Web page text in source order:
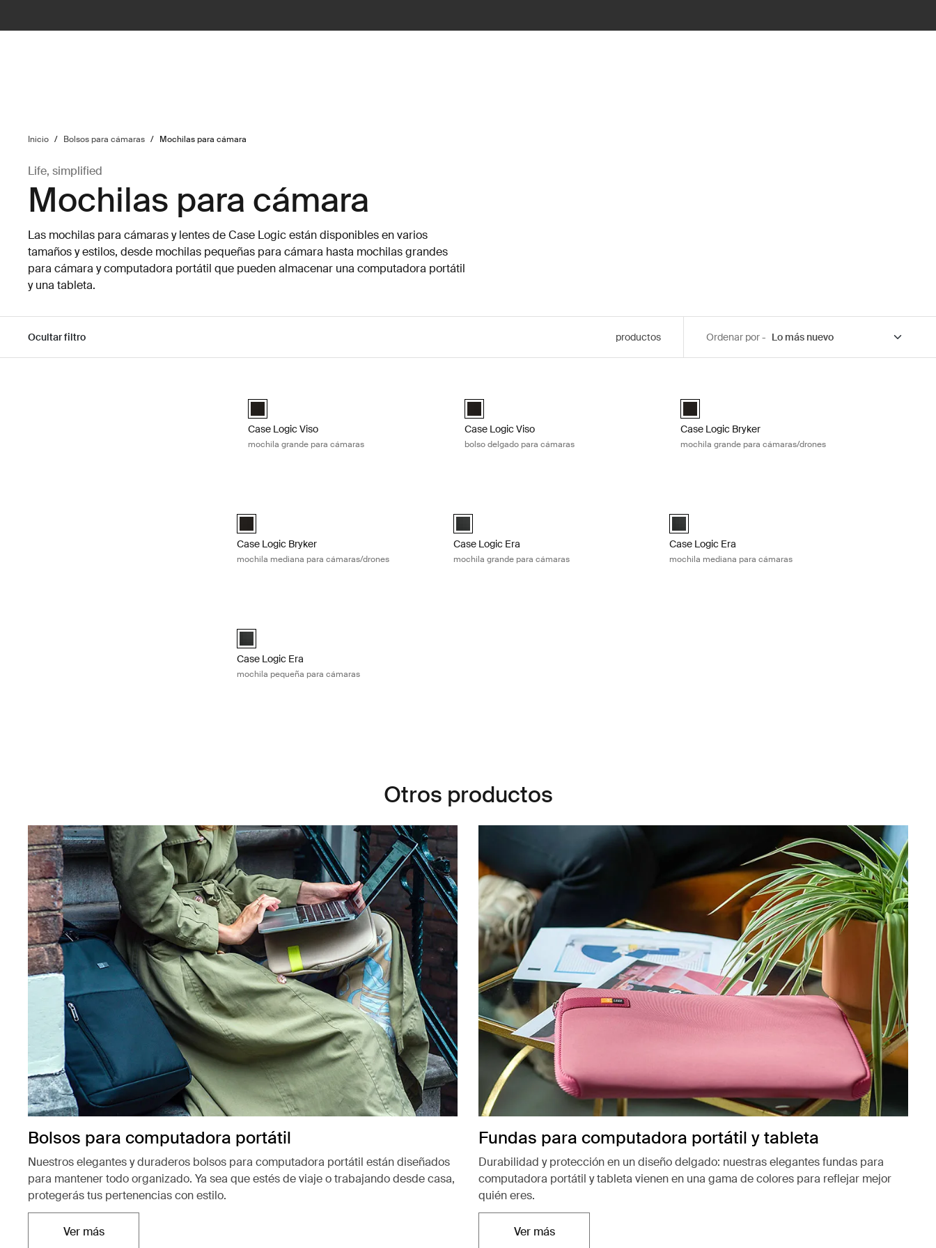
Inicio / Bolsos para cámaras / Mochilas para cámara
Life, simplified
Mochilas para cámara
Las mochilas para cámaras y lentes de Case Logic están disponibles en varios
tamaños y estilos, desde mochilas pequeñas para cámara hasta mochilas grandes
para cámara y computadora portátil que pueden almacenar una computadora portátil
y una tableta.
Ocultar filtro productos Ordenar por -
Case Logic Viso Large Camera Backpack Negro (selected)
Case Logic Viso
mochila grande para cámaras
Case Logic Viso Slim Camera Backpack Negro (selected)
Case Logic Viso
bolso delgado para cámaras
Case Logic Bryker Large Camera Backpack Negro
Case Logic Bryker
mochila grande para cámaras/drones
Case Logic Bryker Camera/Drone Medium Backpack Negro (selected)
Case Logic Bryker
mochila mediana para cámaras/drones
Case Logic Era Large Camera Backpack Negro obsidiana (selected)
Case Logic Era
mochila grande para cámaras
Case Logic Era Medium Camera Backpack Negro
Case Logic Era
mochila mediana para cámaras
Case Logic Era Small Camera Backpack Negro obsidiana (selected)
Case Logic Era
mochila pequeña para cámaras
Otros productos
Bolsos para computadora portátil
Nuestros elegantes y duraderos bolsos para computadora portátil están diseñados
para mantener todo organizado. Ya sea que estés de viaje o trabajando desde casa,
protegerás tus pertenencias con estilo.
Ver másSe abre en una nueva pestaña
Fundas para computadora portátil y tableta
Durabilidad y protección en un diseño delgado: nuestras elegantes fundas para
computadora portátil y tableta vienen en una gama de colores para reflejar mejor
quién eres.
Ver másSe abre en una nueva pestaña